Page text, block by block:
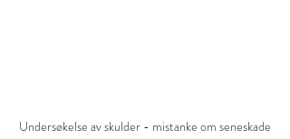
Undersøkelse av skulder - mistanke om seneskade